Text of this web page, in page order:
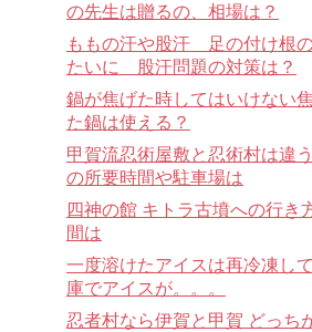
の先生は贈るの、相場は？
ももの汗や股汗 足の付け根
たいに 股汗問題の対策は？
鍋が焦げた時してはいけない
た鍋は使える？
甲賀流忍術屋敷と忍術村は違
の所要時間や駐車場は
四神の館 キトラ古墳への行
間は
一度溶けたアイスは再冷凍し
庫でアイスが。。。
忍者村なら伊賀と甲賀 どっち